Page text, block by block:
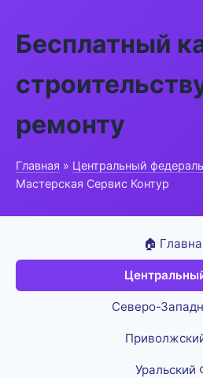
Бесплатный
ремонту
Главная » Центральный
Мастерская Сервис Контур
🏠
Северо-
Уральский